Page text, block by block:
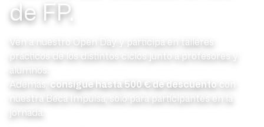
de FP.
Ven a nuestro Open Day y participa en talleres
prácticos de los distintos ciclos junto a profesores y
alumnos.
Además,
consigue hasta 500 € de descuento
con
nuestra Beca Impulsa, solo para participantes en la
jornada.